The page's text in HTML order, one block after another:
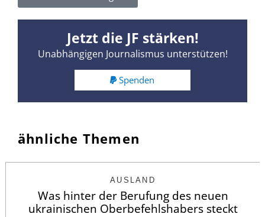
Jetzt die JF stärken!
Unabhängigen Journalismus unterstützen!
Spenden
ähnliche Themen
AUSLAND
Was hinter der Berufung des neuen
ukrainischen Oberbefehlshabers steckt